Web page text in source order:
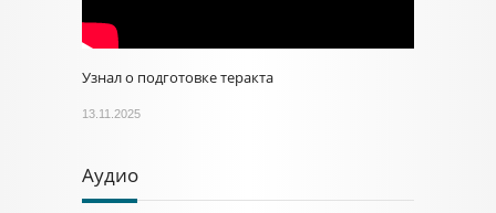
Узнал о подготовке теракта
13.11.2025
Аудио